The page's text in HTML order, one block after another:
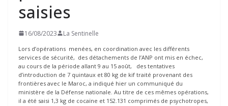
saisies
16/08/2023 La Sentinelle
Lors d’opérations menées, en coordination avec les différents
services de sécurité, des détachements de l’ANP ont mis en échec,
au cours de la période allant 9 au 15 août, des tentatives
d’introduction de 7 quintaux et 80 kg de kif traité provenant des
frontières avec le Maroc, a indiqué hier un communiqué du
ministère de la Défense nationale. Au titre de ces mêmes opérations,
il a été saisi 1,3 kg de cocaïne et 152.131 comprimés de psychotropes,